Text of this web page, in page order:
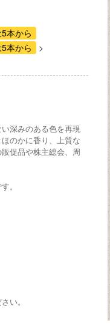
本から
本から
深みのある色を再現
のかに香り、上質な
促品や株主総会、周
。
い。